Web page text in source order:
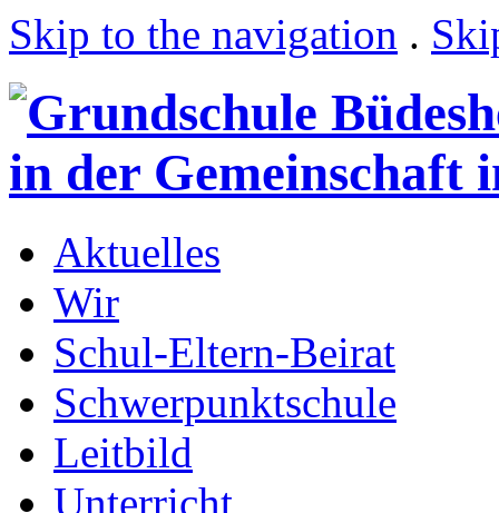
Skip to the navigation .
Aktuelles
Wir
Schul-Eltern-Beirat
Schwerpunktschule
Leitbild
Unterricht